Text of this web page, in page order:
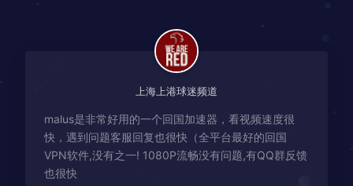
上海上港球迷频道
malus是非常好用的一个回国加速器，看视频速度很
快，遇到问题客服回复也很快（全平台最好的回国
VPN软件,没有之一! 1080P流畅没有问题,有QQ群反馈
也很快